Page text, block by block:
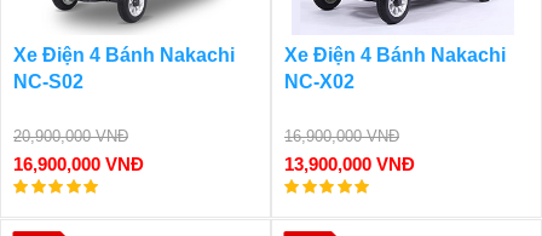
Xe Điện 4 Bánh Nakachi
NC-S02
20,900,000 VNĐ
16,900,000 VNĐ
Xe Điện 4 Bánh Nakachi
NC-X02
16,900,000 VNĐ
13,900,000 VNĐ